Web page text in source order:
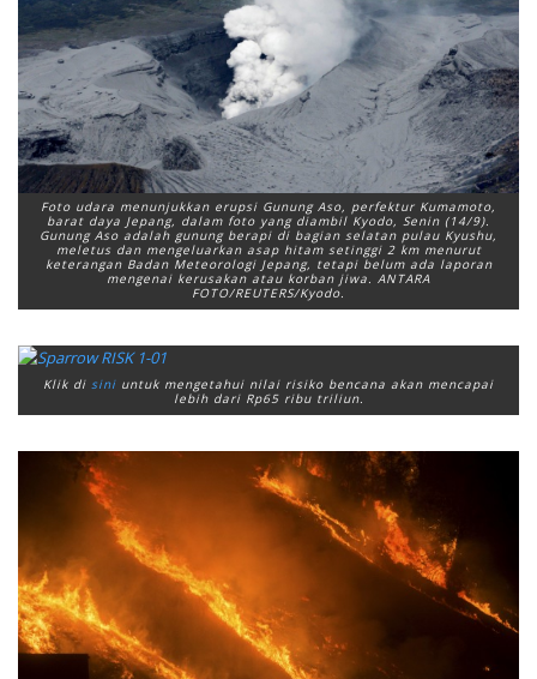
Foto udara menunjukkan erupsi Gunung Aso, perfektur Kumamoto,
barat daya Jepang, dalam foto yang diambil Kyodo, Senin (14/9).
Gunung Aso adalah gunung berapi di bagian selatan pulau Kyushu,
meletus dan mengeluarkan asap hitam setinggi 2 km menurut
keterangan Badan Meteorologi Jepang, tetapi belum ada laporan
mengenai kerusakan atau korban jiwa. ANTARA
FOTO/REUTERS/Kyodo.
Klik di sini untuk mengetahui nilai risiko bencana akan mencapai
lebih dari Rp65 ribu triliun.